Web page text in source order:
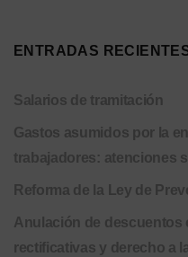
ENTRADAS
Salarios de tramitación
Gastos asumidos por la
trabajadores: atenciones
Reforma de la Ley de
Anulación de descuentos
rectificativas y derecho a